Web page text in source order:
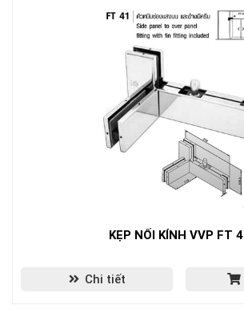
KẸP NỐI KÍNH VVP FT
Chi tiết